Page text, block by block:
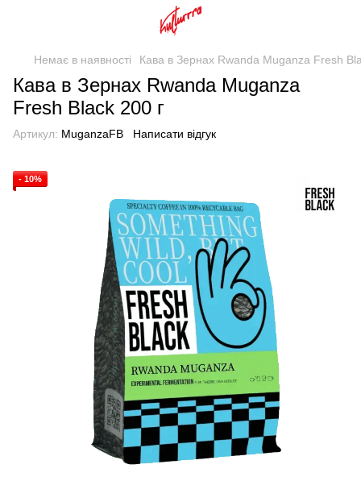
Немає в наявності Кава в Зернах Rwanda Muganza Fresh
Кава в Зернах Rwanda Muganza
Fresh Black 200 г
Артикул: MuganzaFB Написати відгук
- 10%